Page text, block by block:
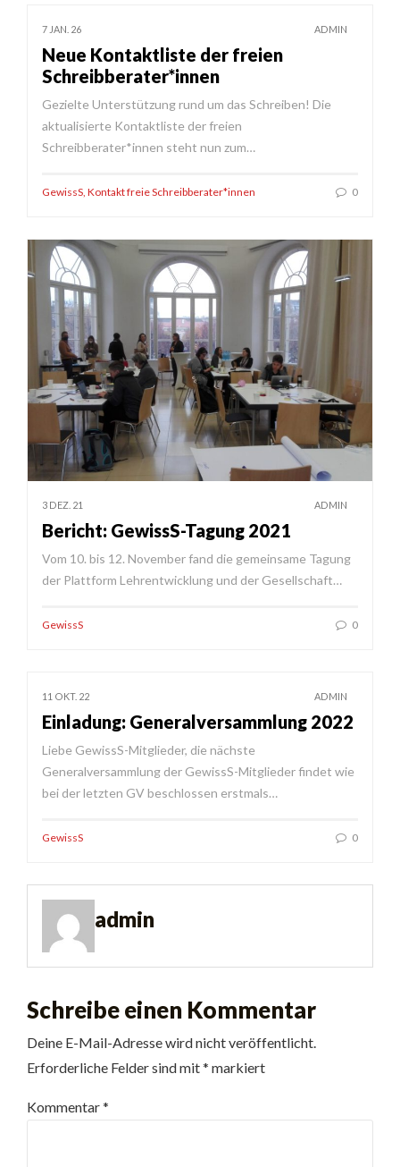
7 JAN. 26 ADMIN
Neue Kontaktliste der freien
Schreibberater*innen
Gezielte Unterstützung rund um das Schreiben! Die
aktualisierte Kontaktliste der freien
Schreibberater*innen steht nun zum…
GewissS Kontakt freie Schreibberater*innen 0
3 DEZ. 21 ADMIN
Bericht: GewissS-Tagung 2021
Vom 10. bis 12. November fand die gemeinsame Tagung
der Plattform Lehrentwicklung und der Gesellschaft…
GewissS 0
11 OKT. 22 ADMIN
Einladung: Generalversammlung 2022
Liebe GewissS-Mitglieder, die nächste
Generalversammlung der GewissS-Mitglieder findet wie
bei der letzten GV beschlossen erstmals…
GewissS 0
admin
Schreibe einen Kommentar
Deine E-Mail-Adresse wird nicht veröffentlicht.
Erforderliche Felder sind mit* markiert
Kommentar*